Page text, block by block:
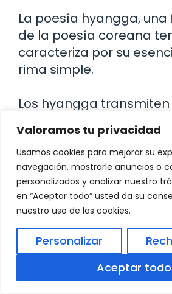
Valoramos tu privacidad
Usamos cookies para mejorar su
navegación, mostrarle anuncios o
personalizados y analizar nuestro
en “Aceptar todo” usted da su
nuestro uso de las cookies.
Personalizar
Aceptar todo
La poesía hyangga,
de la poesía coreana
caracteriza por su
rima simple.
Los hyangga
evocando paisajes
emociones profundas en
Novelas y
Literatura Coreana
La narrativa coreana
amplia gama de
historias épicas y